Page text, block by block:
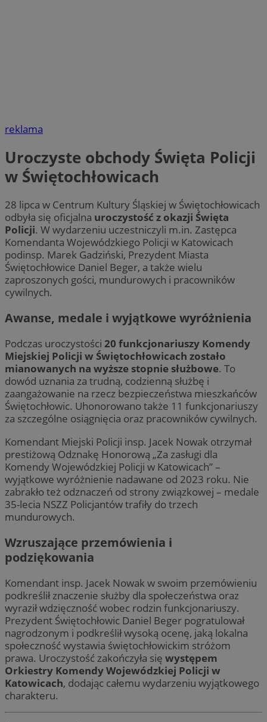
reklama
Uroczyste obchody Święta Policji
w Świętochłowicach
28 lipca w Centrum Kultury Śląskiej w Świętochłowicach
odbyła się oficjalna uroczystość z okazji Święta
Policji. W wydarzeniu uczestniczyli m.in. Zastępca
Komendanta Wojewódzkiego Policji w Katowicach
podinsp. Marek Gadziński, Prezydent Miasta
Świętochłowice Daniel Beger, a także wielu
zaproszonych gości, mundurowych i pracowników
cywilnych.
Awanse, medale i wyjątkowe wyróżnienia
Podczas uroczystości 20 funkcjonariuszy Komendy
Miejskiej Policji w Świętochłowicach zostało
mianowanych na wyższe stopnie służbowe. To
dowód uznania za trudną, codzienną służbę i
zaangażowanie na rzecz bezpieczeństwa mieszkańców
Świętochłowic. Uhonorowano także 11 funkcjonariuszy
za szczególne osiągnięcia oraz pracowników cywilnych.
Komendant Miejski Policji insp. Jacek Nowak otrzymał
prestiżową Odznakę Honorową „Za zasługi dla
Komendy Wojewódzkiej Policji w Katowicach” –
wyjątkowe wyróżnienie nadawane od 2023 roku. Nie
zabrakło też odznaczeń od strony związkowej – medale
35-lecia NSZZ Policjantów trafiły do trzech
mundurowych.
Wzruszające przemówienia i
podziękowania
Komendant insp. Jacek Nowak w swoim przemówieniu
podkreślił znaczenie służby dla społeczeństwa oraz
wyraził wdzięczność wobec rodzin funkcjonariuszy.
Prezydent Świętochłowic Daniel Beger pogratulował
nagrodzonym i podkreślił wysoką ocenę, jaką lokalna
społeczność wystawia świętochłowickim stróżom
prawa. Uroczystość zakończyła się występem
Orkiestry Komendy Wojewódzkiej Policji w
Katowicach, dodając całemu wydarzeniu wyjątkowego
charakteru.